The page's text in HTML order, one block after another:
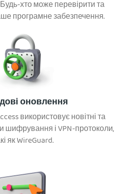
хто може перевірити та
програмне забезпечення.
оновлення
використовує новітні та
шифрування і VPN-протоколи,
як WireGuard.